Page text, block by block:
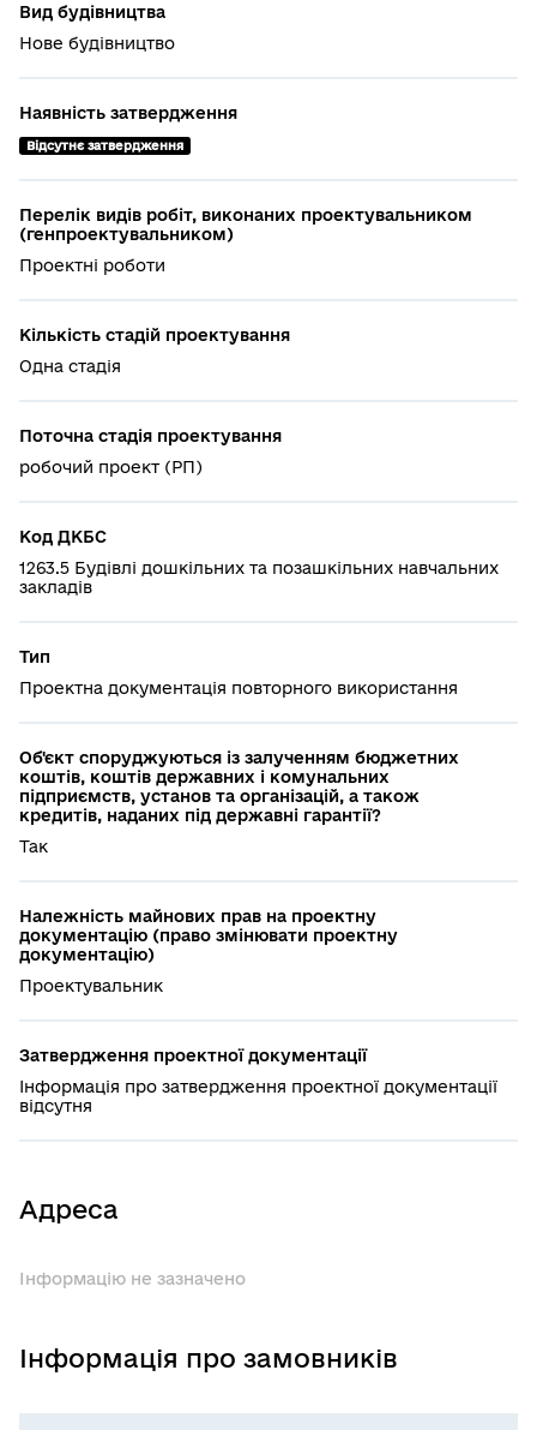
Вид будівництва
Нове будівництво
Наявність затвердження
Відсутнє затвердження
Перелік видів робіт, виконаних проектувальником
(генпроектувальником)
Проектні роботи
Кількість стадій проектування
Одна стадія
Поточна стадія проектування
робочий проект (РП)
Код ДКБС
1263.5 Будівлі дошкільних та позашкільних навчальних
закладів
Тип
Проектна документація повторного використання
Об'єкт споруджуються із залученням бюджетних
коштів, коштів державних і комунальних
підприємств, установ та організацій, а також
кредитів, наданих під державні гарантії?
Так
Належність майнових прав на проектну
документацію (право змінювати проектну
документацію)
Проектувальник
Затвердження проектної документації
Інформація про затвердження проектної документації
відсутня
Адреса
Інформацію не зазначено
Інформація про замовників